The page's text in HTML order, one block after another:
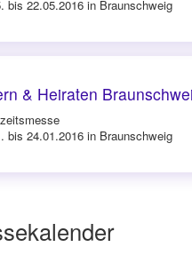
bis 22.05.2016 in Braunschweig
& Heiraten
bis 24.01.2016 in Braunschweig